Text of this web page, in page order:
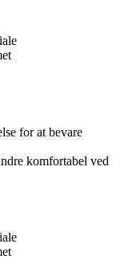
for at bevare
komfortabel ved